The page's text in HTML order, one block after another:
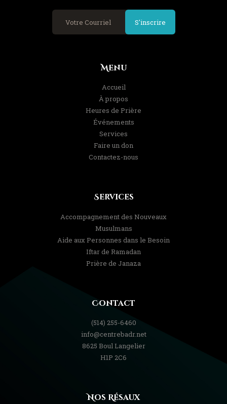
S'inscrire
Menu
Accueil
À propos
Heures de Prière
Événements
Services
Faire un don
Contactez-nous
Services
Accompagnement des Nouveaux
Musulmans
Aide aux Personnes dans le Besoin
Iftar de Ramadan
Prière de Janaza
Contact
(514) 255-6460
info@centrebadr.net
8625 Boul Langelier
H1P 2C6
Nos Résaux